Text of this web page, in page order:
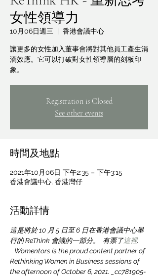
女性領導力
10月06日週三
  |
香港會議中心
讓更多的女性加入董事會將對其他員工產生涓
滴效應。它可以打破對女性領導層的刻板印
象。
Registration is Closed
See other events
時間及地點
2021年10月06日 下午2:35 – 下午3:15
香港會議中心, 香港灣仔
活動詳情
這是將於 10 月 5 日至 6 日在香港會議中心舉
行的 ReThink 會議的一部分。  有票了這裡.
Womentors is the proud content partner of
Rethinking Women in Business sessions of
the afternoon of October 6, 2021. _cc781905-